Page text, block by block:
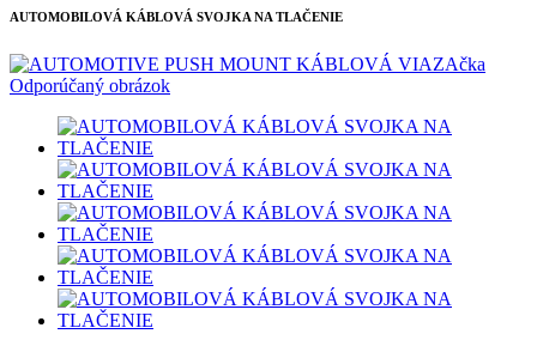
AUTOMOBILOVÁ KÁBLOVÁ SVOJKA NA TLAČENIE